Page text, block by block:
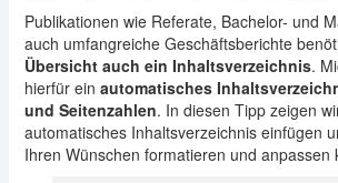
Publikationen wie Referate, Bachelor- und
auch umfangreiche Geschäftsberichte
Übersicht auch ein Inhaltsverzeichnis.
hierfür ein automatisches
und Seitenzahlen. In diesen Tipp zeigen
automatisches Inhaltsverzeichnis einfügen
Ihren Wünschen formatieren und anpassen